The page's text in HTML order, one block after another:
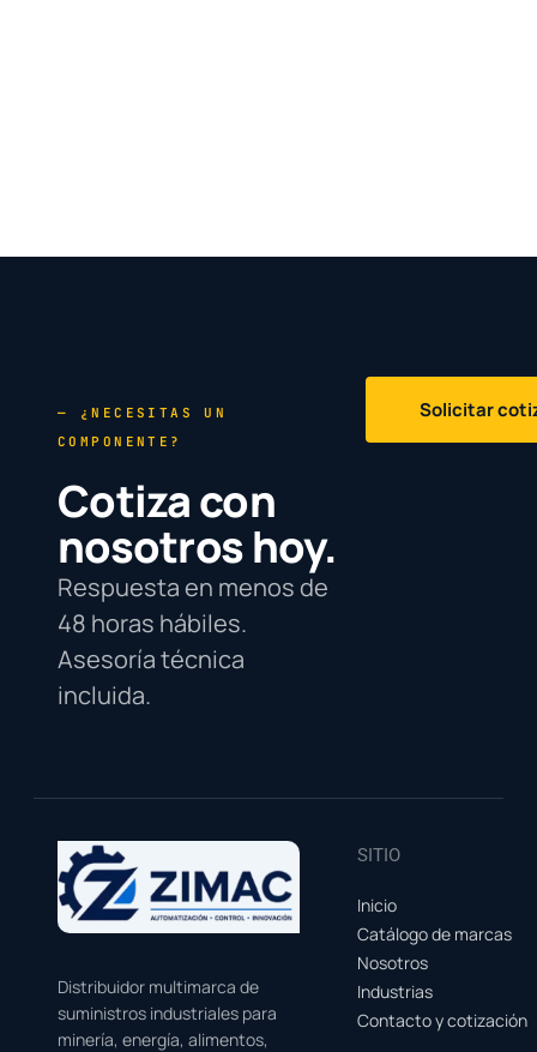
— ¿NECESITAS UN
COMPONENTE?
Cotiza con
nosotros hoy.
Respuesta en menos de
48 horas hábiles.
Asesoría técnica
incluida.
Solicitar
Distribuidor multimarca de
suministros industriales para
minería, energía, alimentos,
SITIO
Inicio
Catálogo de marcas
Nosotros
Industrias
Contacto y cotización